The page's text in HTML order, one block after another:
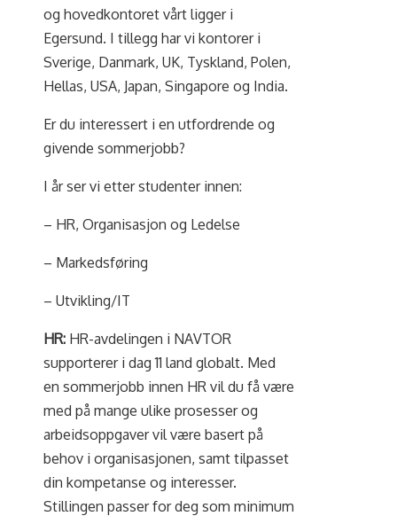
og hovedkontoret vårt ligger i
Egersund. I tillegg har vi kontorer i
Sverige, Danmark, UK, Tyskland, Polen,
Hellas, USA, Japan, Singapore og India.
Er du interessert i en utfordrende og
givende sommerjobb?
I år ser vi etter studenter innen:
– HR, Organisasjon og Ledelse
– Markedsføring
– Utvikling/IT
HR:HR-avdelingen i NAVTOR
supporterer i dag 11 land globalt. Med
en sommerjobb innen HR vil du få være
med på mange ulike prosesser og
arbeidsoppgaver vil være basert på
behov i organisasjonen, samt tilpasset
din kompetanse og interesser.
Stillingen passer for deg som minimum